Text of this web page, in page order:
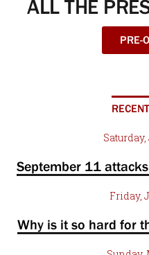
ALL THE
PRE-
September 11
Friday,
Why is it so hard for